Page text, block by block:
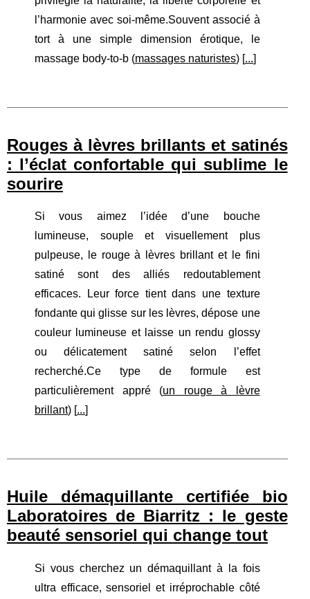
l’harmonie avec soi-même.Souvent associé à
tort à une simple dimension érotique, le
massage body-to-b (massages naturistes) [...]
Rouges à lèvres brillants et satinés
: l’éclat confortable qui sublime le
sourire
Si vous aimez l’idée d’une bouche
lumineuse, souple et visuellement plus
pulpeuse, le rouge à lèvres brillant et le fini
satiné sont des alliés redoutablement
efficaces. Leur force tient dans une texture
fondante qui glisse sur les lèvres, dépose une
couleur lumineuse et laisse un rendu glossy
ou délicatement satiné selon l’effet
recherché.Ce type de formule est
particulièrement appré (un rouge à lèvre
brillant) [ ...
Huile démaquillante certifiée bio
Laboratoires de Biarritz : le geste
beauté sensoriel qui change tout
Si vous cherchez un démaquillant à la fois
ultra efficace, sensoriel et irréprochable côté